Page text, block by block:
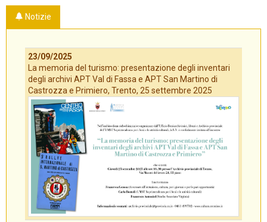
Notizie
23/09/2025
La memoria del turismo: presentazione degli inventari
degli archivi APT Val di Fassa e APT San Martino di
Castrozza e Primiero, Trento, 25 settembre 2025